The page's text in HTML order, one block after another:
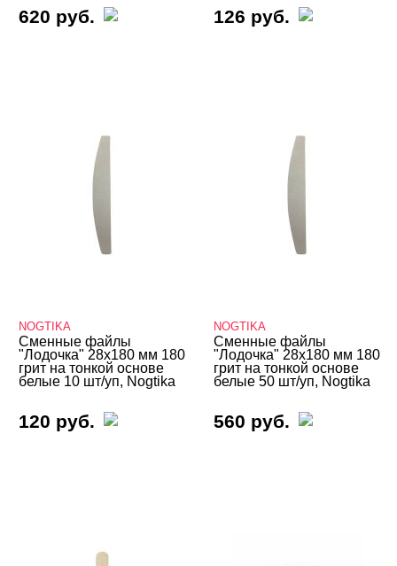
Пилки профессиональные
Сменные файлы NOGTIKA тонкая
основа
Сменные файлы NOGTIKA вспененная
основа
Сменные файлы BLOOM
Сменные файлы Mystique
Сменные файлы NailPro
Сменные файлы Nogturne
620 руб. 126 руб.
NOGTIKA
Сменные файлы
"Лодочка" 28х180 мм 180
грит на тонкой основе
белые 10 шт/уп, Nogtika
120 руб.
NOGTIKA
Сменные файлы
"Лодочка" 28х180 мм 180
грит на тонкой основе
белые 50 шт/уп, Nogtika
560 руб.